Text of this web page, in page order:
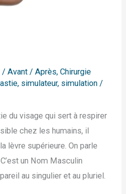
/Avant / Après,Chirurgie
, simulateur, simulation /
du visage qui sert à respirer
chez les humains, il
lèvre supérieure. On parle
un Nom Masculin
au singulier et au pluriel.